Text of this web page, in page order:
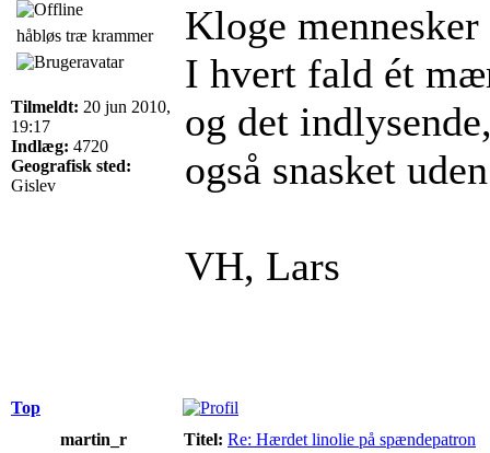
håbløs træ krammer
Tilmeldt: 20 jun 2010,
19:17
Indlæg: 4720
Geografisk sted:
Gislev
Kloge
I hvert fald ét
og det
også snasket
VH, Lars
Top
martin_r
Titel: Re: Hærdet linolie på spændepatron